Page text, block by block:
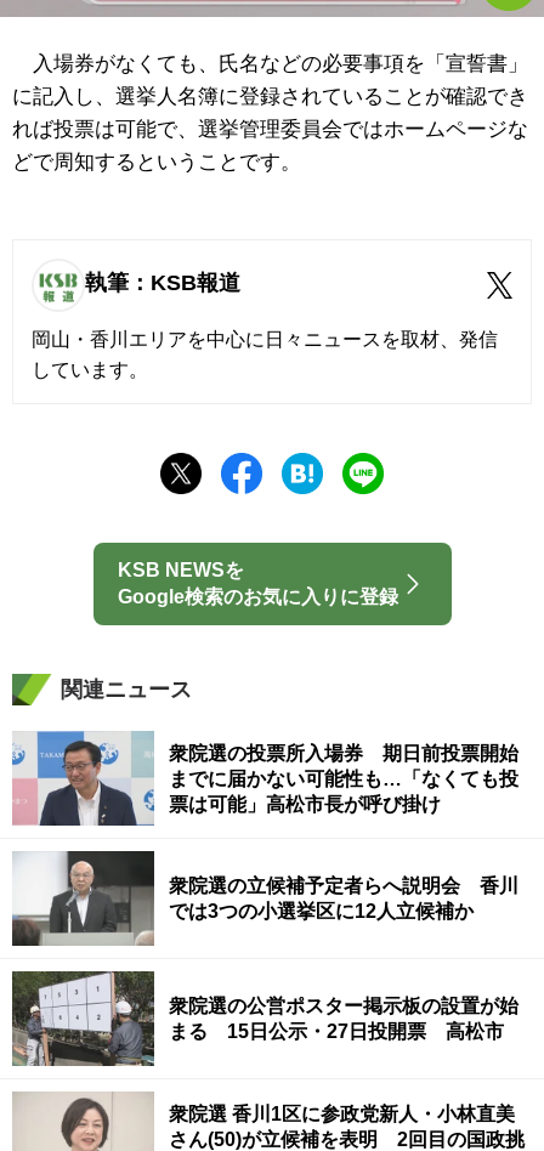
入場券がなくても、氏名などの必要事項を「宣誓書」
に記入し、選挙人名簿に登録されていることが確認でき
れば投票は可能で、選挙管理委員会ではホームページな
どで周知するということです。
執筆：KSB報道
岡山・香川エリアを中心に日々ニュースを取材、発信
しています。
KSB NEWSを
Google検索のお気に入りに登録
関連ニュース
衆院選の投票所入場券 期日前投票開始
までに届かない可能性も…「なくても投
票は可能」高松市長が呼び掛け
衆院選の立候補予定者らへ説明会 香川
では3つの小選挙区に12人立候補か
衆院選の公営ポスター掲示板の設置が始
まる 15日公示・27日投開票 高松市
衆院選 香川1区に参政党新人・小林直美
さん(50)が立候補を表明 2回目の国政挑